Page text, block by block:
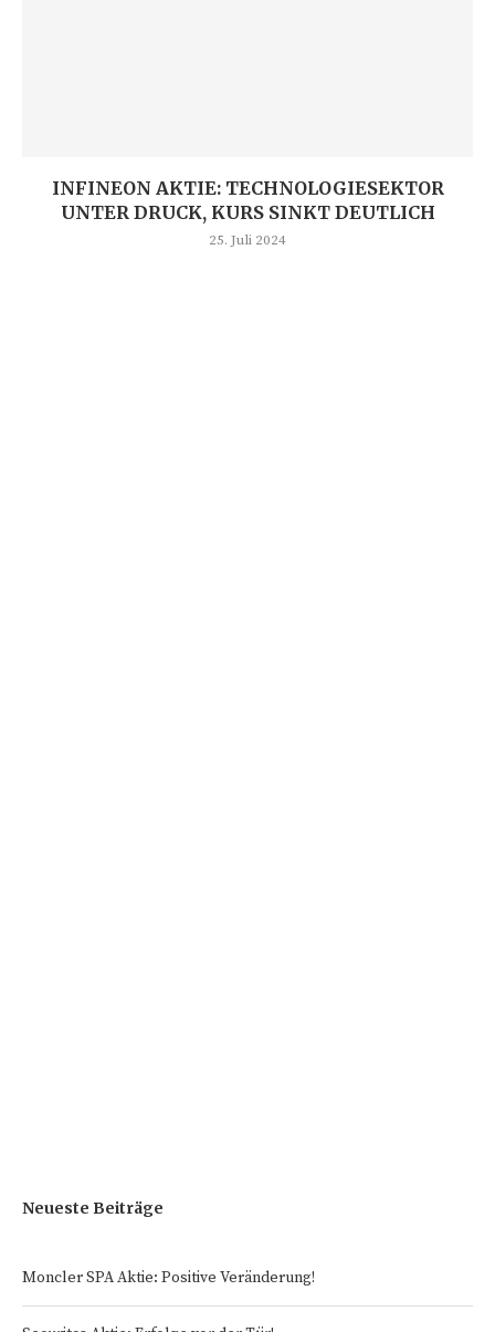
INFINEON AKTIE: TECHNOLOGIESEKTOR
UNTER DRUCK, KURS SINKT DEUTLICH
25. Juli 2024
Neueste Beiträge
Moncler SPA Aktie: Positive Veränderung!